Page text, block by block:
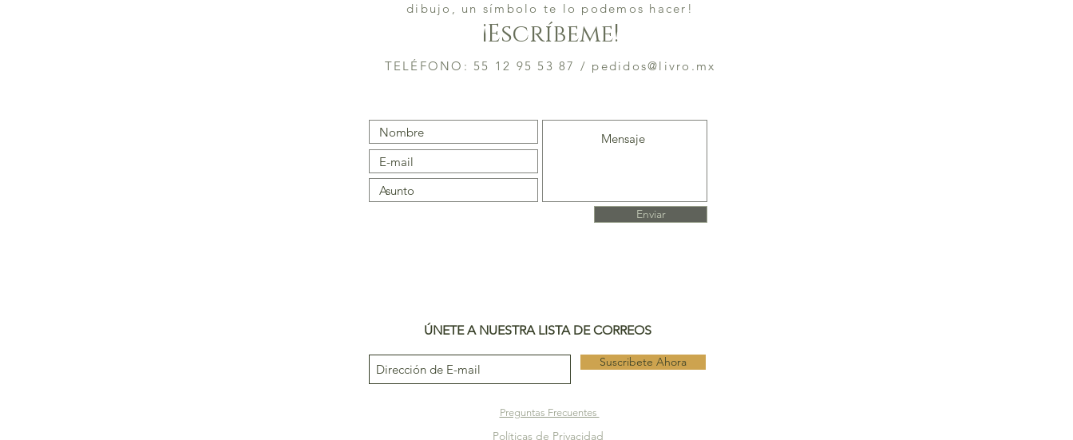
dibujo, un símbolo te lo podemos hacer!
¡Escríbeme!
TELÉFONO: 55 12 95 53 87 / pedidos@livro.mx
Enviar
ÚNETE A NUESTRA LISTA DE CORREOS
Suscribete Ahora
Preguntas Frecuentes
Políticas de Privacidad